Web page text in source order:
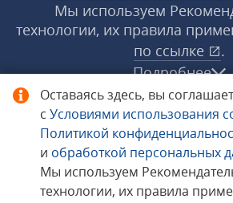
Оставаясь здесь, вы
с Условиями использования
Политикой
и обработкой персональных
Мы используем
технологии, их правила
Мы используем
технологии, их правила
по ссылке
.
Подробнее
© 1998−2026 «1С‑Рарус»
защищены.
Сообщить об